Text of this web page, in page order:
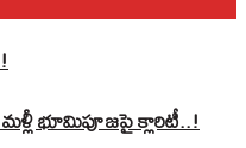
భూమిపూజపై క్లారిటీ..!